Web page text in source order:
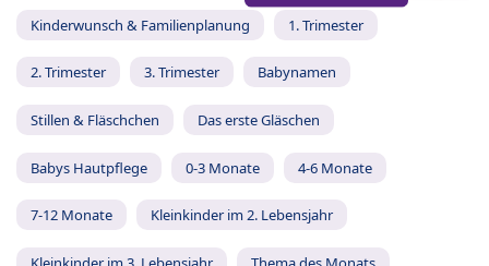
Kinderwunsch & Familienplanung 1. Trimester
2. Trimester 3. Trimester Babynamen
Stillen & Fläschchen Das erste Gläschen
Babys Hautpflege 0-3 Monate 4-6 Monate
7-12 Monate Kleinkinder im 2. Lebensjahr